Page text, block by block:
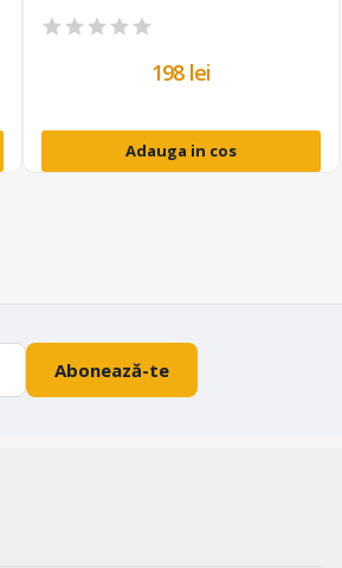
198 lei
Adauga in cos
Abonează-te